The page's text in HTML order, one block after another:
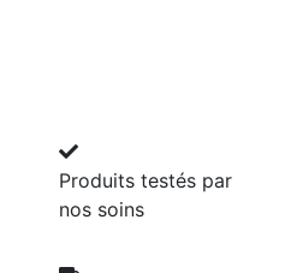
Produits testés par
nos soins